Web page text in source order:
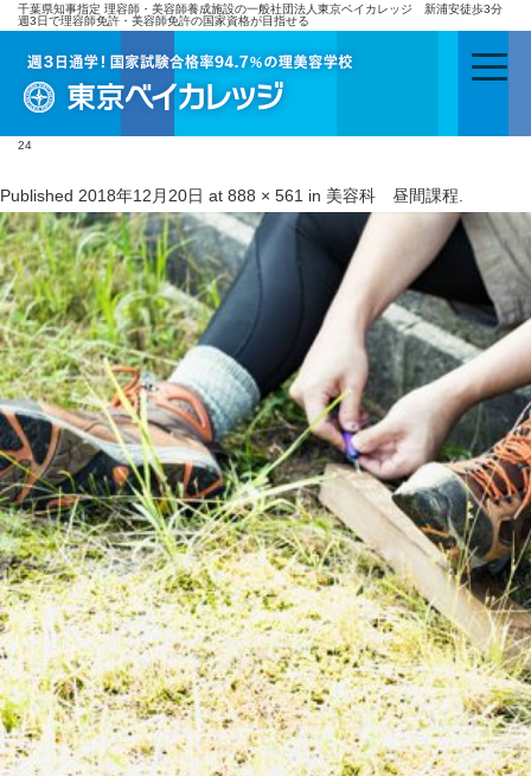
千葉県知事指定 理容師・美容師養成施設の一般社団法人東京ベイカレッジ 新浦安徒歩3分
週3日で理容師免許・美容師免許の国家資格が目指せる
24
Published 2018年12月20日 at 888 × 561 in 美容科 昼間課程